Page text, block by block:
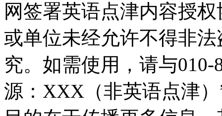
网签署英语点津内容授
或单位未经允许不得非
究。如需使用，请与010-
源：XXX（非英语点津